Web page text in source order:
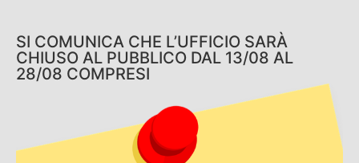
SI COMUNICA CHE L’UFFICIO SARÀ
CHIUSO AL PUBBLICO DAL 13/08 AL
28/08 COMPRESI